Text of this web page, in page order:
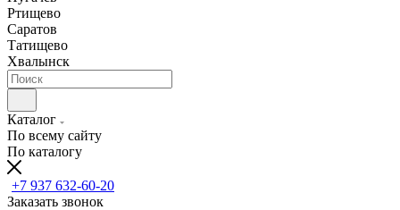
Ртищево
Саратов
Татищево
Хвалынск
Каталог
По всему сайту
По каталогу
+7 937 632-60-20
Заказать звонок